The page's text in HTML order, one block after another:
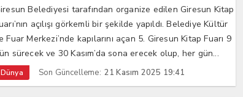
Belediyesi tarafından organize edilen Giresun Kitap
açılışı görkemli bir şekilde yapıldı. Belediye Kültür
Fuar Merkezi’nde kapılarını açan 5. Giresun Kitap Fuarı 9
sürecek ve 30 Kasım’da sona erecek olup, her gün...
Dünya Son Güncelleme: 21 Kasım 2025 19:41